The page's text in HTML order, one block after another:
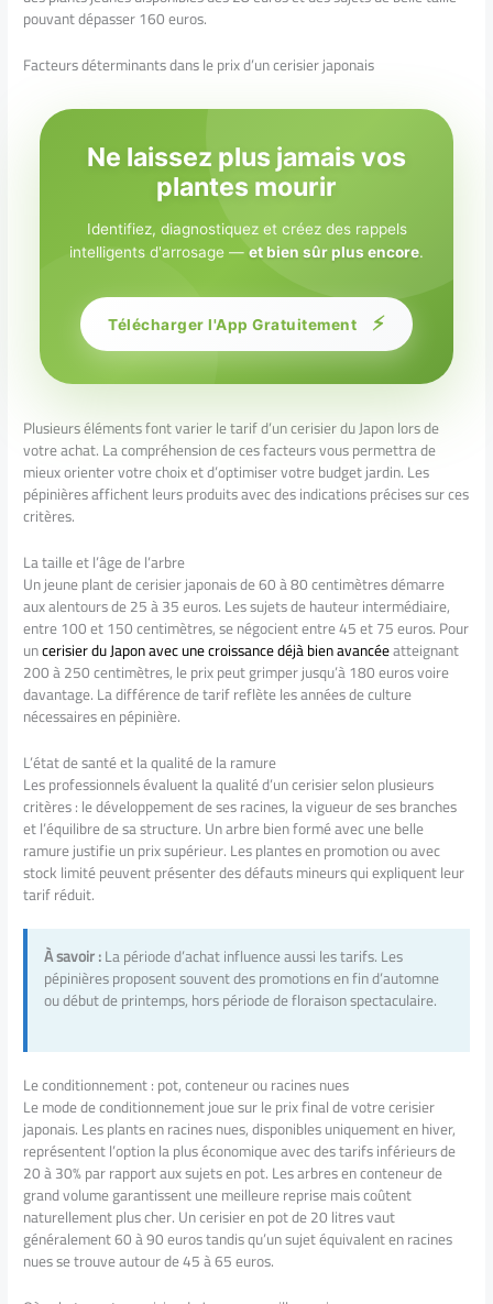
pouvant dépasser 160 euros.
Facteurs déterminants dans le prix d’un cerisier japonais
Ne laissez plus jamais vos
plantes mourir
Identifiez, diagnostiquez et créez des rappels
intelligents d'arrosage — et bien sûr plus encore.
Télécharger l'App Gratuitement ⚡
Plusieurs éléments font varier le tarif d’un cerisier du Japon lors de
votre achat. La compréhension de ces facteurs vous permettra de
mieux orienter votre choix et d’optimiser votre budget jardin. Les
pépinières affichent leurs produits avec des indications précises sur ces
critères.
La taille et l’âge de l’arbre
Un jeune plant de cerisier japonais de 60 à 80 centimètres démarre
aux alentours de 25 à 35 euros. Les sujets de hauteur intermédiaire,
entre 100 et 150 centimètres, se négocient entre 45 et 75 euros. Pour
uncerisier du Japon avec une croissance déjà bien avancéeatteignant
200 à 250 centimètres, le prix peut grimper jusqu’à 180 euros voire
davantage. La différence de tarif reflète les années de culture
nécessaires en pépinière.
L’état de santé et la qualité de la ramure
Les professionnels évaluent la qualité d’un cerisier selon plusieurs
critères : le développement de ses racines, la vigueur de ses branches
et l’équilibre de sa structure. Un arbre bien formé avec une belle
ramure justifie un prix supérieur. Les plantes en promotion ou avec
stock limité peuvent présenter des défauts mineurs qui expliquent leur
tarif réduit.
À savoir :La période d’achat influence aussi les tarifs. Les
pépinières proposent souvent des promotions en fin d’automne
ou début de printemps, hors période de floraison spectaculaire.
Le conditionnement : pot, conteneur ou racines nues
Le mode de conditionnement joue sur le prix final de votre cerisier
japonais. Les plants en racines nues, disponibles uniquement en hiver,
représentent l’option la plus économique avec des tarifs inférieurs de
20 à 30% par rapport aux sujets en pot. Les arbres en conteneur de
grand volume garantissent une meilleure reprise mais coûtent
naturellement plus cher. Un cerisier en pot de 20 litres vaut
généralement 60 à 90 euros tandis qu’un sujet équivalent en racines
nues se trouve autour de 45 à 65 euros.